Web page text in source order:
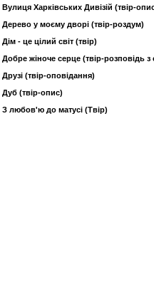
Вулиця Харківських Дивізій (твір-
Дерево у моєму дворі (твір-роздум)
Дім - це цілий світ (твір)
Добре жіноче серце (твір-розповідь
Друзі (твір-оповідання)
Дуб (твір-опис)
З любов'ю до матусі (Твір)